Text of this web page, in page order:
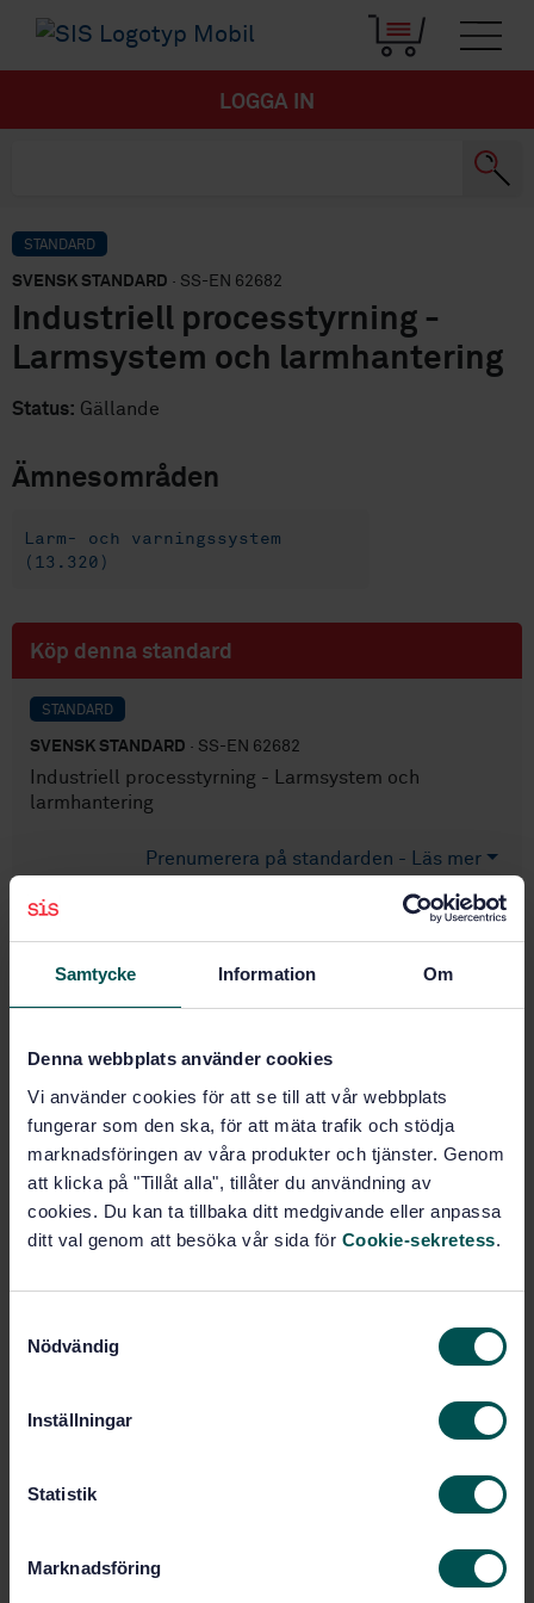
Samtycke Information Om
Denna webbplats använder cookies
Vi använder cookies för att se till att vår webbplats
fungerar som den ska, för att mäta trafik och stödja
marknadsföringen av våra produkter och tjänster. Genom
att klicka på "Tillåt alla", tillåter du användning av
cookies. Du kan ta tillbaka ditt medgivande eller anpassa
ditt val genom att besöka vår sida för Cookie-sekretess.
Nödvändig
Inställningar
Statistik
Marknadsföring
LOGGA IN
STANDARD
SVENSK STANDARD · SS-EN 62682
Industriell processtyrning -
Larmsystem och larmhantering
Status: Gällande
Ämnesområden
Larm- och varningssystem
(13.320)
Köp denna standard
STANDARD
SVENSK STANDARD · SS-EN 62682
Industriell processtyrning - Larmsystem och
larmhantering
Prenumerera på standarden - Läs mer
Pris:2 253 SEK
PDF
Lägg i varukorgen
Produktinformation
Språk: Engelska
Framtagen av: SEK SVENSK ELSTANDARD
Internationell titel:
Management of alarm
systems for the process industries
Artikelnummer:STD-3336564
Fastställd:
Ersätts av:
STANDARDER